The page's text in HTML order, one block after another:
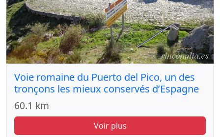
Voie romaine du Puerto del Pico, un des
tronçons les mieux conservés d’Espagne
60.1 km
Voir plus